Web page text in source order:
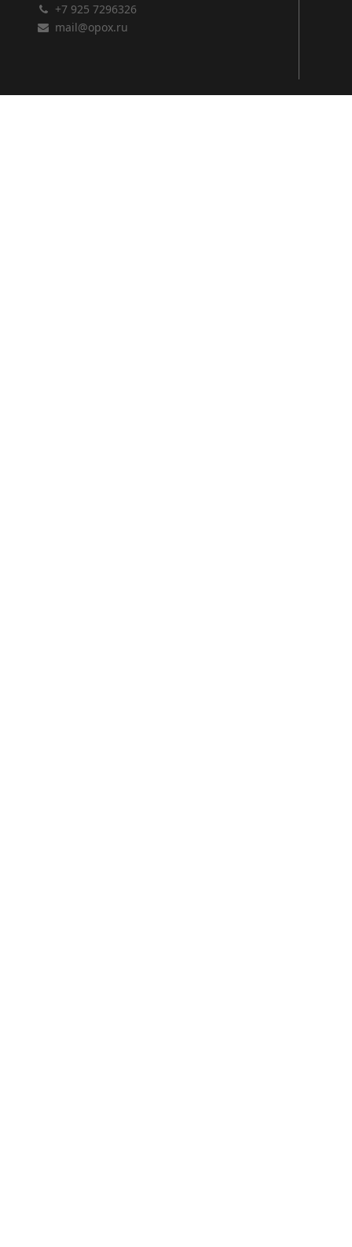
+7 925 7296326
mail@opox.ru